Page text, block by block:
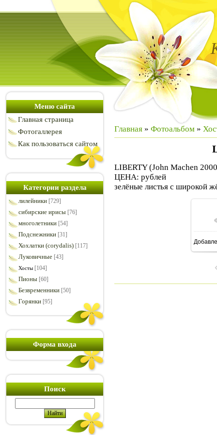
Меню сайта
Главная страница
Фотогаллерея
Как пользоваться сайтом
Категории раздела
лилейники [729]
сибирские ирисы [76]
многолетники [54]
Подснежники [31]
Хохлатки (corydalis) [117]
Луковичные [43]
Хосты [104]
Пионы [60]
Безвременники [50]
Горянки [95]
Форма входа
Поиск
Главная » Фотоальбом »
LIBERTY (John Machen
ЦЕНА: рублей
зелёные листья с широкой